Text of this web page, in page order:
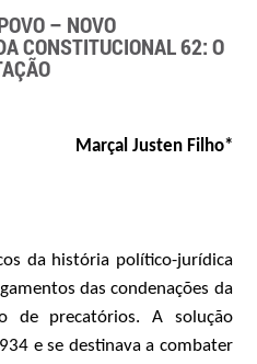
– NOVO
CONSTITUCIONAL 62: O
Marçal Justen Filho*
da história político-jurídica
das condenações da
de precatórios. A solução
e se destinava a combater